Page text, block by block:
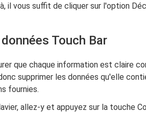
il vous suffit de cliquer sur l'option
Touch Bar
que chaque information est claire
supprimer les données qu'elle
fournies.
allez-y et appuyez sur la touche